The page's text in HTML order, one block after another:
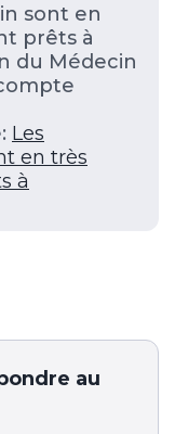
sont en
prêts à
du Médecin
Les
en très
à
au